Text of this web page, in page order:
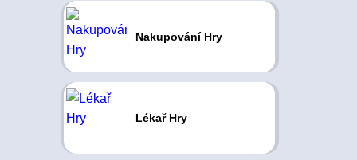
Nakupování Hry
Lékař Hry